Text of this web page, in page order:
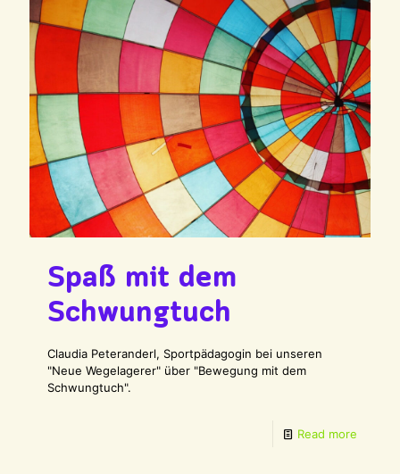
Spaß mit dem
Schwungtuch
Claudia Peteranderl, Sportpädagogin bei unseren
"Neue Wegelagerer" über "Bewegung mit dem
Schwungtuch".
Read more